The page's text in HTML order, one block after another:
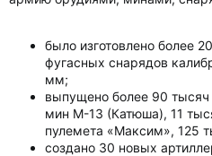
было изготовлено более
фугасных снарядов
мм;
выпущено более 90
мин М-13 (Катюша), 11
пулемета «Максим», 125
создано 30 новых